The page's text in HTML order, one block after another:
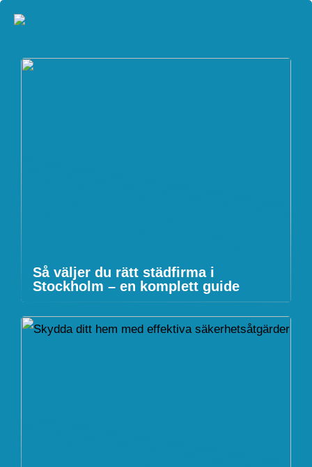
Så väljer du rätt städfirma i
Stockholm – en komplett guide